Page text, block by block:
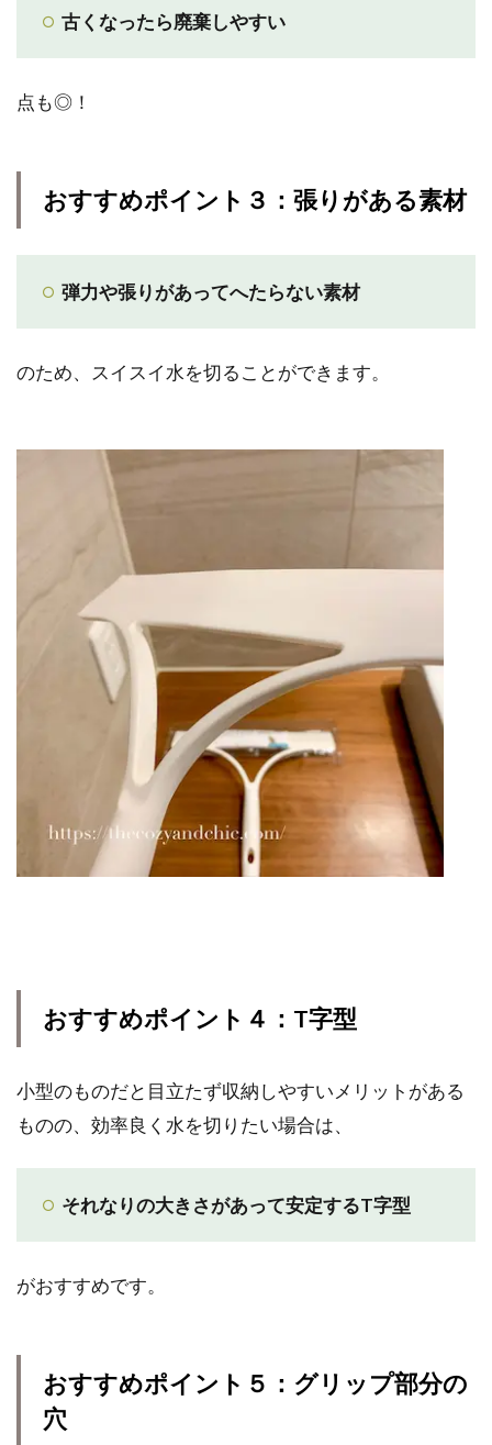
古くなったら廃棄しやすい
点も◎！
おすすめポイント３：張りがある素材
弾力や張りがあってへたらない素材
のため、スイスイ水を切ることができます。
おすすめポイント４：T字型
小型のものだと目立たず収納しやすいメリットがある
ものの、効率良く水を切りたい場合は、
それなりの大きさがあって安定するT字型
がおすすめです。
おすすめポイント５：グリップ部分の
穴